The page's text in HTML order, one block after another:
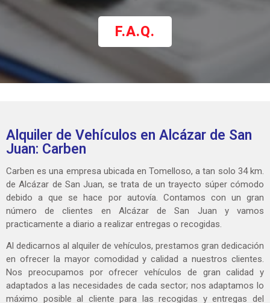
F.A.Q.
Alquiler de Vehículos en Alcázar de San
Juan: Carben
Carben es una empresa ubicada en Tomelloso, a tan solo 34 km.
de Alcázar de San Juan, se trata de un trayecto súper cómodo
debido a que se hace por autovía. Contamos con un gran
número de clientes en Alcázar de San Juan y vamos
practicamente a diario a realizar entregas o recogidas.
Al dedicarnos al alquiler de vehículos, prestamos gran dedicación
en ofrecer la mayor comodidad y calidad a nuestros clientes.
Nos preocupamos por ofrecer vehículos de gran calidad y
adaptados a las necesidades de cada sector; nos adaptamos lo
máximo posible al cliente para las recogidas y entregas del